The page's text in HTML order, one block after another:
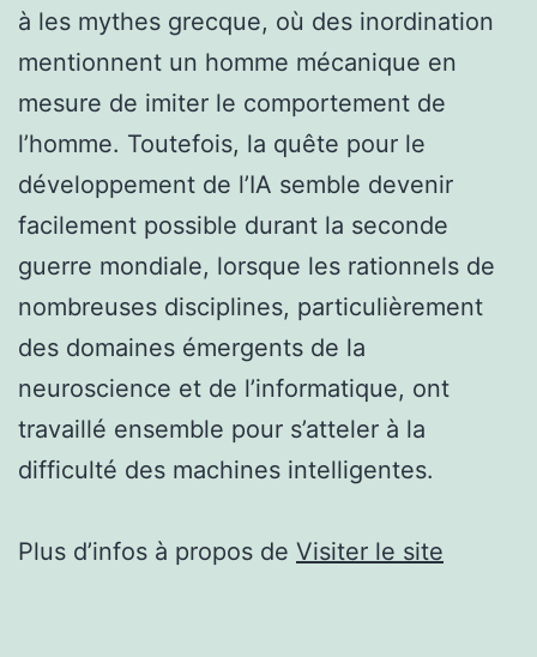
à les mythes grecque, où des inordination
mentionnent un homme mécanique en
mesure de imiter le comportement de
l’homme. Toutefois, la quête pour le
développement de l’IA semble devenir
facilement possible durant la seconde
guerre mondiale, lorsque les rationnels de
nombreuses disciplines, particulièrement
des domaines émergents de la
neuroscience et de l’informatique, ont
travaillé ensemble pour s’atteler à la
difficulté des machines intelligentes.
Plus d’infos à propos de Visiter le site